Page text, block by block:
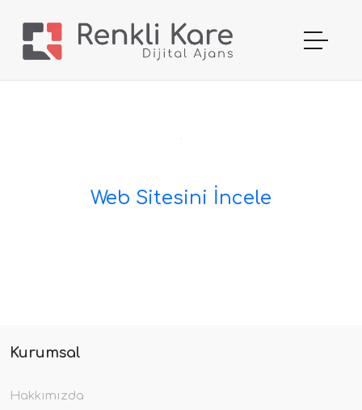
Web Sitesini İncele
Kurumsal
Hakkımızda